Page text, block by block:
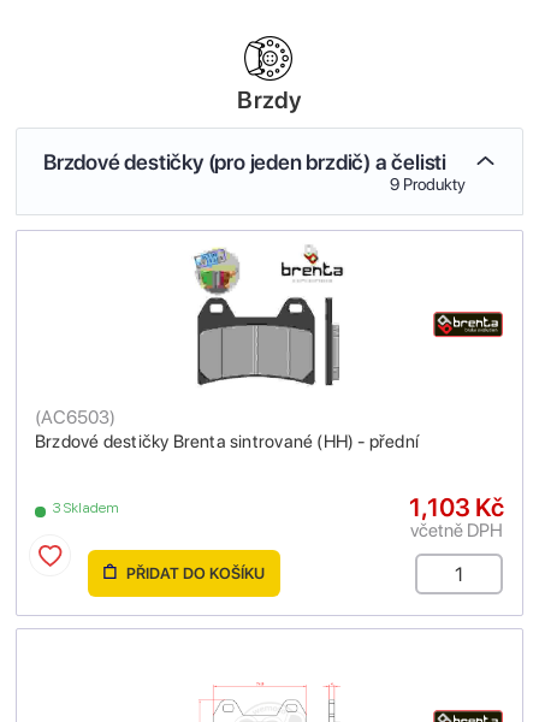
Brzdy
Brzdové destičky (pro jeden brzdič) a čelisti
9 Produkty
Brzdové destičky Brenta sintrované (HH) - přední
(AC6503)
3 Skladem 1,103 Kč
včetně DPH
PŘIDAT DO KOŠÍKU